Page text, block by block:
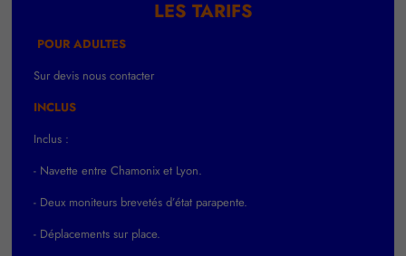
LES TARIFS
POUR ADULTES
Sur devis nous contacter
INCLUS
Inclus :
- Navette entre Chamonix et Lyon.
- Deux moniteurs brevetés d’état parapente.
- Déplacements sur place.